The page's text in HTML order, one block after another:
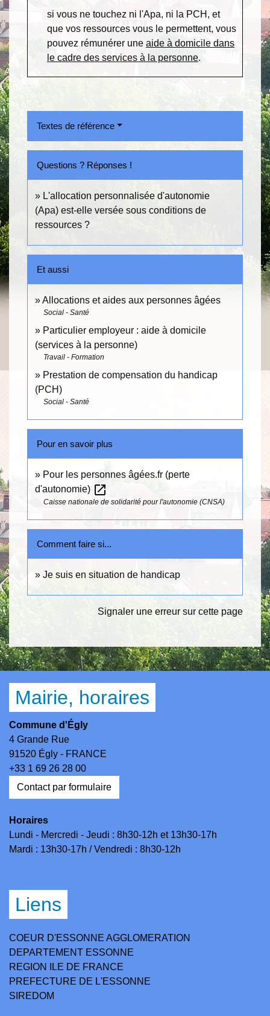
si vous ne touchez ni l'Apa, ni la PCH, et
que vos ressources vous le permettent, vous
pouvez rémunérer une aide à domicile dans
le cadre des services à la personne.
Textes de référence
Questions ? Réponses !
L'allocation personnalisée d'autonomie
(Apa) est-elle versée sous conditions de
ressources ?
Et aussi
Allocations et aides aux personnes âgées
Social - Santé
Particulier employeur : aide à domicile
(services à la personne)
Travail - Formation
Prestation de compensation du handicap
(PCH)
Social - Santé
Pour en savoir plus
Pour les personnes âgées.fr (perte
d'autonomie) open_in_new
Caisse nationale de solidarité pour l'autonomie (CNSA)
Comment faire si...
Je suis en situation de handicap
Signaler une erreur sur cette page
Mairie, horaires
Commune d'Égly
4 Grande Rue
91520 Égly - FRANCE
+33 1 69 26 28 00
Contact par formulaire
Horaires
Lundi - Mercredi - Jeudi : 8h30-12h et 13h30-17h
Mardi : 13h30-17h / Vendredi : 8h30-12h
Liens
COEUR D'ESSONNE AGGLOMERATION
DEPARTEMENT ESSONNE
REGION ILE DE FRANCE
PREFECTURE DE L'ESSONNE
SIREDOM